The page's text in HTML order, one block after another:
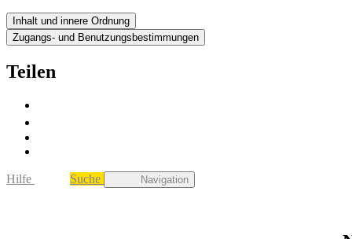
Inhalt und innere Ordnung
Zugangs- und Benutzungsbestimmungen
Teilen
Hilfe Suche Navigation